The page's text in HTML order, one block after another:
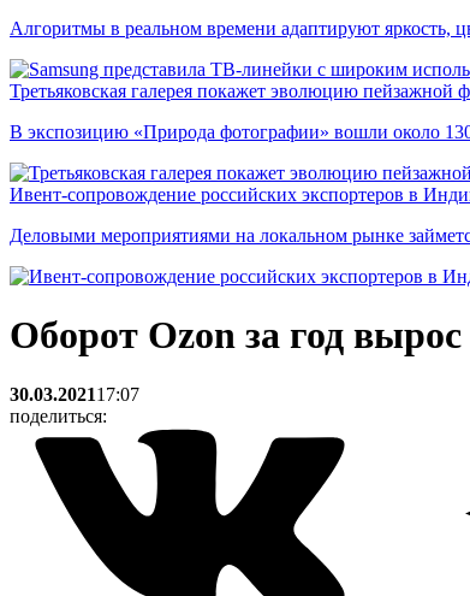
Алгоритмы в реальном времени адаптируют яркость,
Третьяковская галерея покажет эволюцию пейзажной
В экспозицию «Природа фотографии» вошли около
Ивент-сопровождение российских экспортеров в
Деловыми мероприятиями на локальном рынке
Оборот Ozon за год
30.03.202117:07
поделиться: